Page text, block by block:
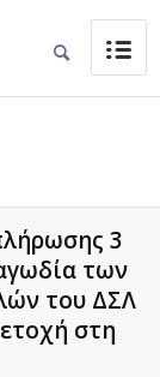
3
των
του ΔΣΛ
στη